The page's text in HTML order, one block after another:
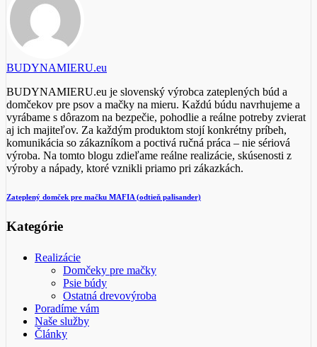
BUDYNAMIERU.eu
BUDYNAMIERU.eu je slovenský výrobca zateplených búd a
domčekov pre psov a mačky na mieru. Každú búdu navrhujeme a
vyrábame s dôrazom na bezpečie, pohodlie a reálne potreby zvierat
aj ich majiteľov. Za každým produktom stojí konkrétny príbeh,
komunikácia so zákazníkom a poctivá ručná práca – nie sériová
výroba. Na tomto blogu zdieľame reálne realizácie, skúsenosti z
výroby a nápady, ktoré vznikli priamo pri zákazkách.
Zateplený domček pre mačku MAFIA (odtieň palisander)
Kategórie
Realizácie
Domčeky pre mačky
Psie búdy
Ostatná drevovýroba
Poradíme vám
Naše služby
Články